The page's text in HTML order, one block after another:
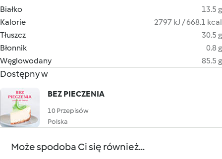
Białko
13.5 g
Kalorie
2797 kJ / 668.1 kcal
Tłuszcz
30.5 g
Błonnik
0.8 g
Węglowodany
85.5 g
Dostępny w
BEZ PIECZENIA
10 Przepisów
Polska
Może spodoba Ci się również...